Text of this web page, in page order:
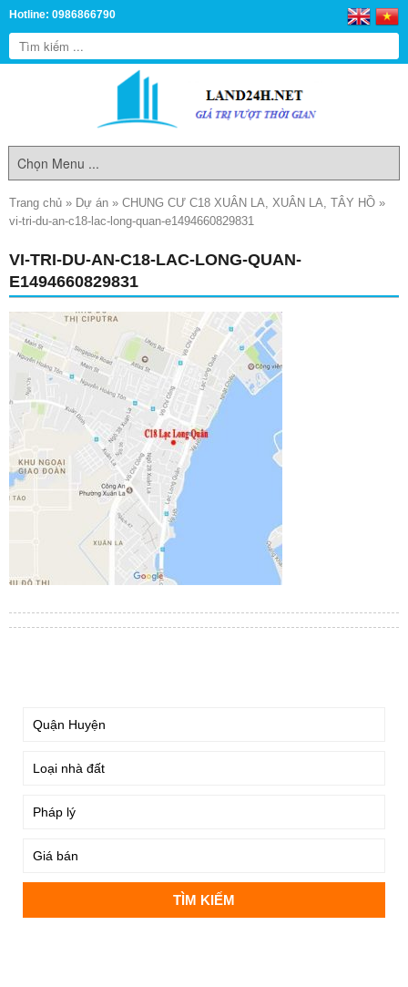
Hotline: 0986866790
Trang chủ » Dự án » CHUNG CƯ C18 XUÂN LA, XUÂN LA, TÂY HỒ »
vi-tri-du-an-c18-lac-long-quan-e1494660829831
VI-TRI-DU-AN-C18-LAC-LONG-QUAN-
E1494660829831